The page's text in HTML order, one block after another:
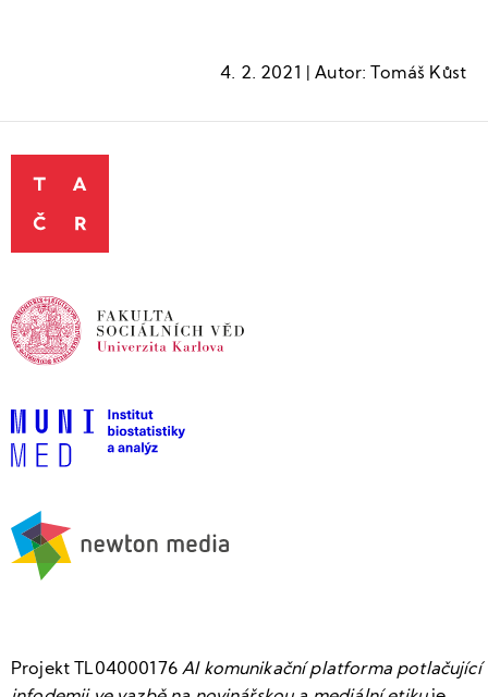
4. 2. 2021 | Autor: Tomáš Kůst
Projekt TL04000176AI komunikační platforma potlačující